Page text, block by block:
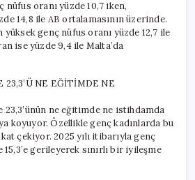
nüfus oranı yüzde 10,7 iken,
14,8 ile AB ortalamasının üzerinde.
yüksek genç nüfus oranı yüzde 12,7 ile
ise yüzde 9,4 ile Malta’da
NE EĞİTİMDE NE
23,3’ünün ne eğitimde ne istihdamda
koyuyor. Özellikle genç kadınlarda bu
çekiyor. 2025 yılı itibarıyla genç
gerileyerek sınırlı bir iyileşme